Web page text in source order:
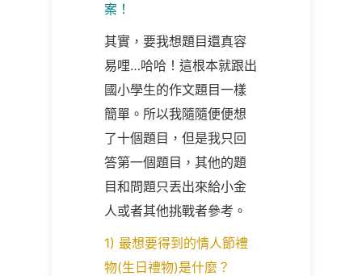
案！
其實，要我想題目還真容
易哩…哈哈！這根本就跟出
國小學生的作文題目一樣
簡單。所以我隨隨便便想
了十個題目，但是我只回
答第一個題目，其他的題
目和問題只丟出來給小金
人或者其他挑戰者參考。
1) 最想要得到的情人節禮
物(生日禮物)是什麼？